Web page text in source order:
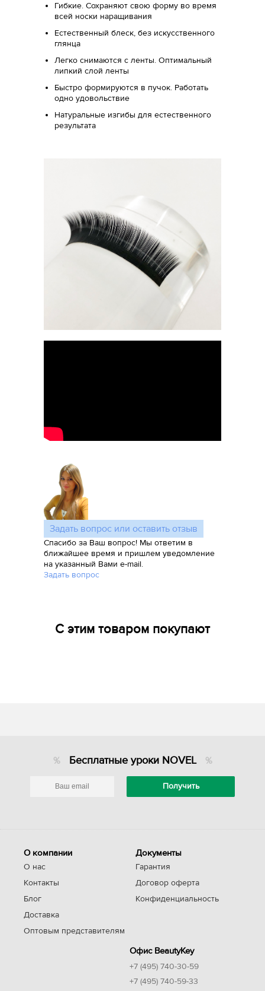
Гибкие. Сохраняют свою форму во время
всей носки наращивания
Естественный блеск, без искусственного
глянца
Легко снимаются с ленты. Оптимальный
липкий слой ленты
Быстро формируются в пучок. Работать
одно удовольствие
Натуральные изгибы для естественного
результата
Задать вопрос или оставить отзыв
Спасибо за Ваш вопрос! Мы ответим в
ближайшее время и пришлем уведомление
на указанный Вами e-mail.
Задать вопрос
С этим товаром покупают
Бесплатные уроки NOVEL
О компании
О нас
Контакты
Блог
Доставка
Оптовым представителям
Документы
Гарантия
Договор оферта
Конфиденциальность
Офис BeautyKey
+7 (495) 740-30-59
+7 (495) 740-59-33